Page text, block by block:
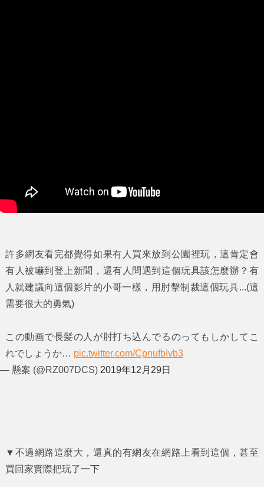
許多網友看完都覺得如果有人買來放到公園裡玩，這肯定會
有人被嚇到登上新聞，還有人問遇到這個玩具該怎麼辦？有
人就建議向這個影片的小哥一樣，用肘擊制裁這個玩具...(這
需要很大的勇氣)
この動画で長髪の人が肘打ち込んでるのってもしかしてこ
れでしょうか… pic.twitter.com/CpnufbIvb3
— 懸案 (@RZ007DCS) 2019年12月29日
▼不過網路這麼大，還真的有網友在網路上看到這個，甚至
買回家實際把玩了一下